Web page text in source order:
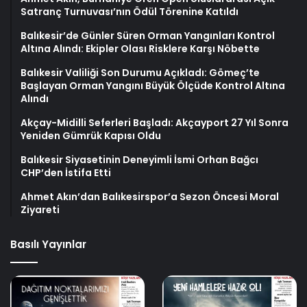
Satranç Turnuvası’nın Ödül Törenine Katıldı
Balıkesir’de Günler Süren Orman Yangınları Kontrol
Altına Alındı: Ekipler Olası Risklere Karşı Nöbette
Balıkesir Valiliği Son Durumu Açıkladı: Gömeç’te
Başlayan Orman Yangını Büyük Ölçüde Kontrol Altına
Alındı
Akçay-Midilli Seferleri Başladı: Akçayport 27 Yıl Sonra
Yeniden Gümrük Kapısı Oldu
Balıkesir Siyasetinin Deneyimli İsmi Orhan Bağcı
CHP’den İstifa Etti
Ahmet Akın’dan Balıkesirspor’a Sezon Öncesi Moral
Ziyareti
Basılı Yayınlar